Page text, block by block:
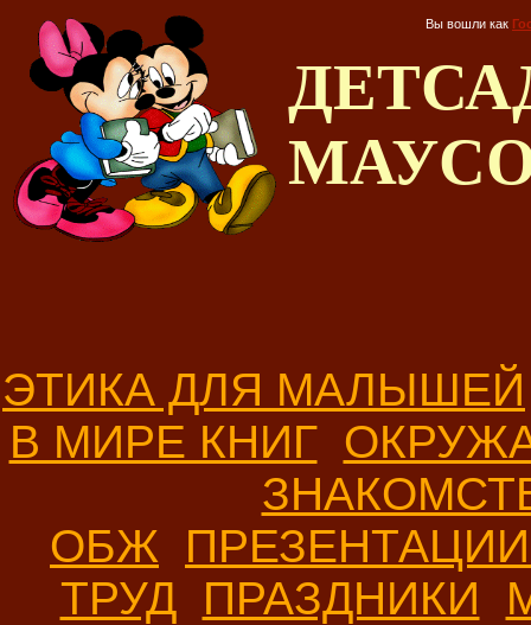
Вы вошли как
ЭТИКА ДЛЯ МАЛЫШЕЙ
В МИРЕ КНИГ
ОБЖ
ТРУД ПРАЗДНИКИ